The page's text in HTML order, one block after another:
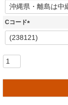
(
必
Cコード
(
必